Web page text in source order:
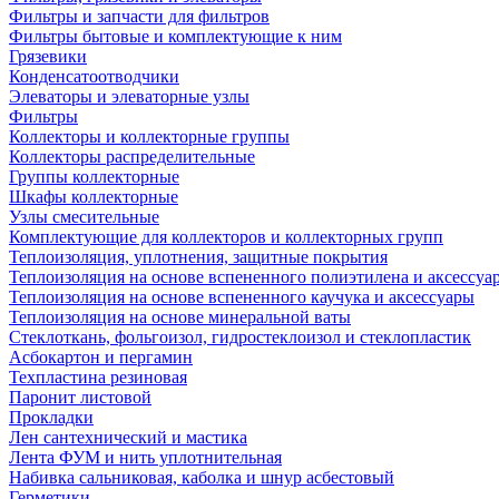
Фильтры и запчасти для фильтров
Фильтры бытовые и комплектующие к ним
Грязевики
Конденсатоотводчики
Элеваторы и элеваторные узлы
Фильтры
Коллекторы и коллекторные группы
Коллекторы распределительные
Группы коллекторные
Шкафы коллекторные
Узлы смесительные
Комплектующие для коллекторов и коллекторных групп
Теплоизоляция, уплотнения, защитные покрытия
Теплоизоляция на основе вспененного полиэтилена и
Теплоизоляция на основе вспененного каучука и аксессуары
Теплоизоляция на основе минеральной ваты
Стеклоткань, фольгоизол, гидростеклоизол и стеклопластик
Асбокартон и пергамин
Техпластина резиновая
Паронит листовой
Прокладки
Лен сантехнический и мастика
Лента ФУМ и нить уплотнительная
Набивка сальниковая, каболка и шнур асбестовый